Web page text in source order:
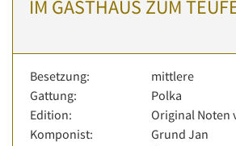
IM GASTHAUS ZUM
Besetzung:
mittlere
Gattung:
Polka
Edition:
Original Noten
Komponist:
Grund Jan